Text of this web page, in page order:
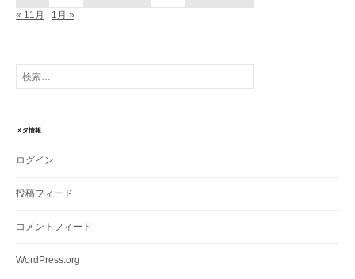
« 11月 1月 »
検
索:
メタ情報
ログイン
投稿フィード
コメントフィード
WordPress.org